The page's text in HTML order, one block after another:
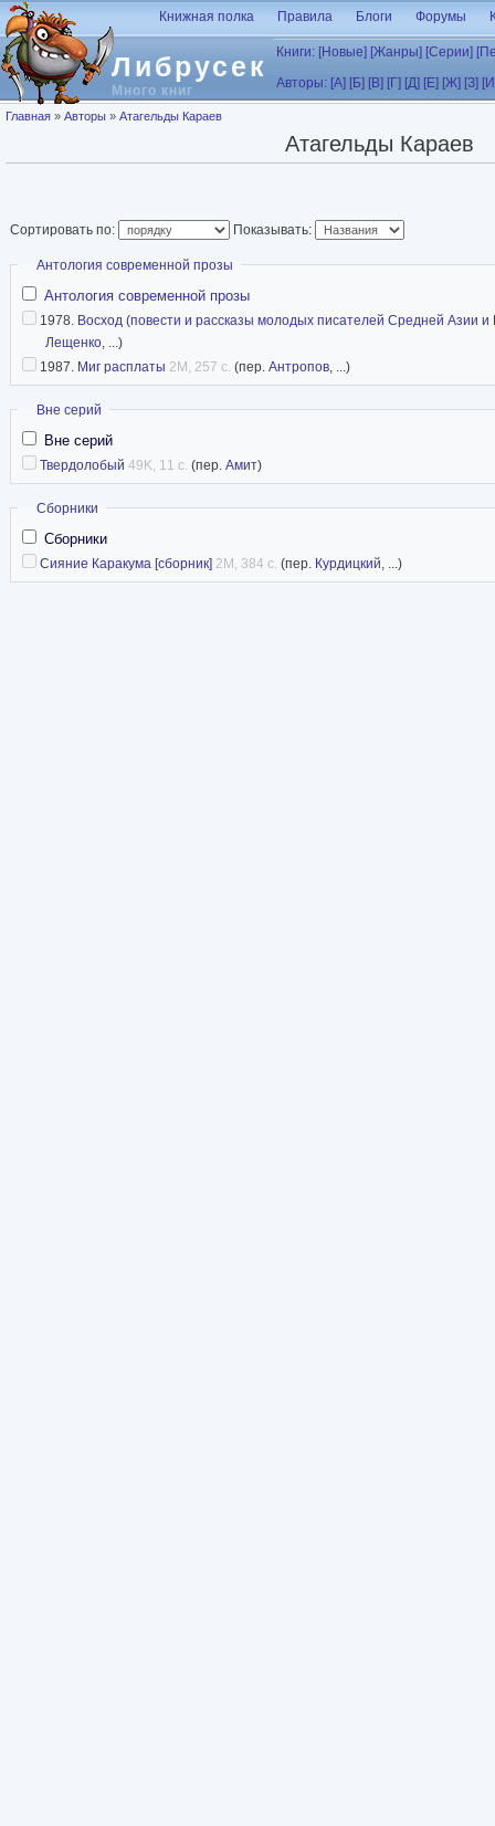
Перейти к основному содержанию
Либрусек
Много книг
Книжная полка Правила Блоги Форумы
Книги: [Новые] [Жанры] [Серии]
Авторы: [А] [Б] [В] [Г] [Д] [Е] [Ж] [З]
Вы здесь
Главная » Авторы » Атагельды Караев
Атагельды Караев
Сортировать по: Показывать:
Скрыть
Антология современной прозы
Антология современной прозы
1978. Восход (повести и рассказы молодых писателей Средней Азии и
Лещенко, ...)
1987. Миг расплаты 2M, 257 с. (пер. Антропов, ...)
Скрыть
Вне серий
Вне серий
Твердолобый 49K, 11 с. (пер. Амит)
Скрыть
Сборники
Сборники
Сияние Каракума [сборник] 2M, 384 с. (пер. Курдицкий, ...)